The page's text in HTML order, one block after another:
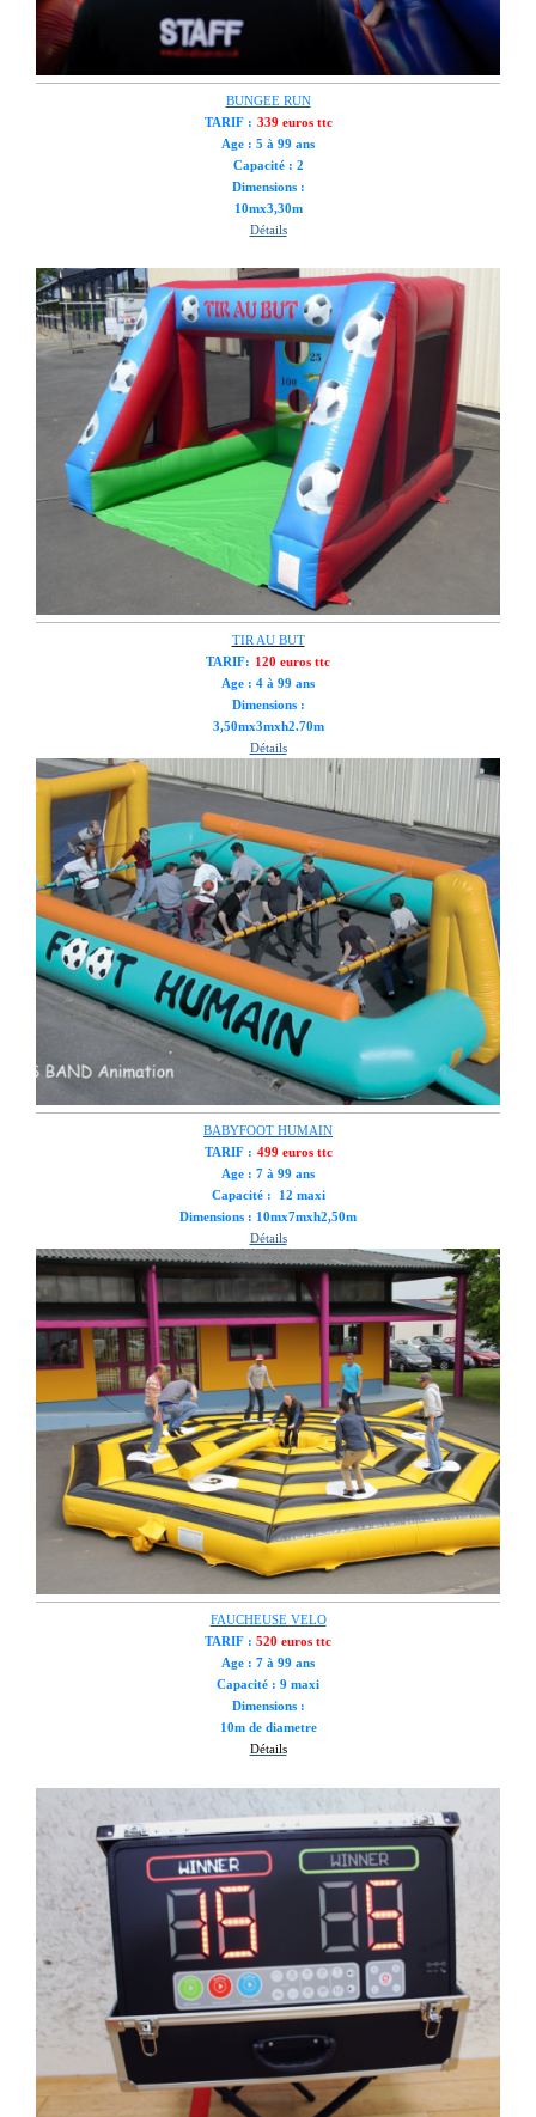
BUNGEE RUN
TARIF : 339 euros ttc
Age : 5 à 99 ans
Capacité : 2
Dimensions :
10mx3,30m
Détails
TIR AU BUT
TARIF: 120 euros ttc
Age : 4 à 99 ans
Dimensions :
3,50mx3mxh2.70m
Détails
BABYFOOT HUMAIN
TARIF : 499 euros ttc
Age : 7 à 99 ans
Capacité : 12 maxi
Dimensions : 10mx7mxh2,50m
Détails
FAUCHEUSE VELO
TARIF : 520 euros ttc
Age : 7 à 99 ans
Capacité : 9 maxi
Dimensions :
10m de diametre
Détails